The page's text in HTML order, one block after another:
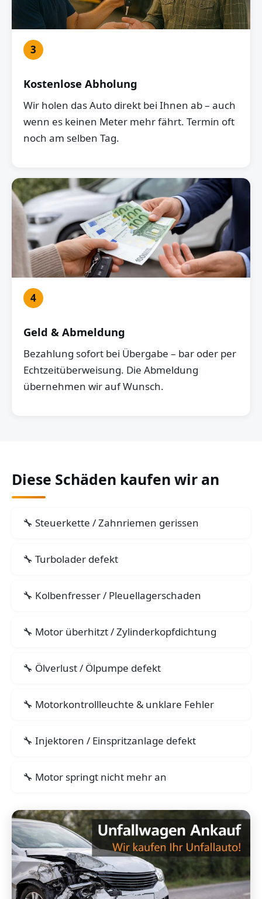
3
Kostenlose Abholung
Wir holen das Auto direkt bei Ihnen ab – auch
wenn es keinen Meter mehr fährt. Termin oft
noch am selben Tag.
4
Geld & Abmeldung
Bezahlung sofort bei Übergabe – bar oder per
Echtzeitüberweisung. Die Abmeldung
übernehmen wir auf Wunsch.
Diese Schäden kaufen wir an
Steuerkette / Zahnriemen gerissen
Turbolader defekt
Kolbenfresser / Pleuellagerschaden
Motor überhitzt / Zylinderkopfdichtung
Ölverlust / Ölpumpe defekt
Motorkontrollleuchte & unklare Fehler
Injektoren / Einspritzanlage defekt
Motor springt nicht mehr an